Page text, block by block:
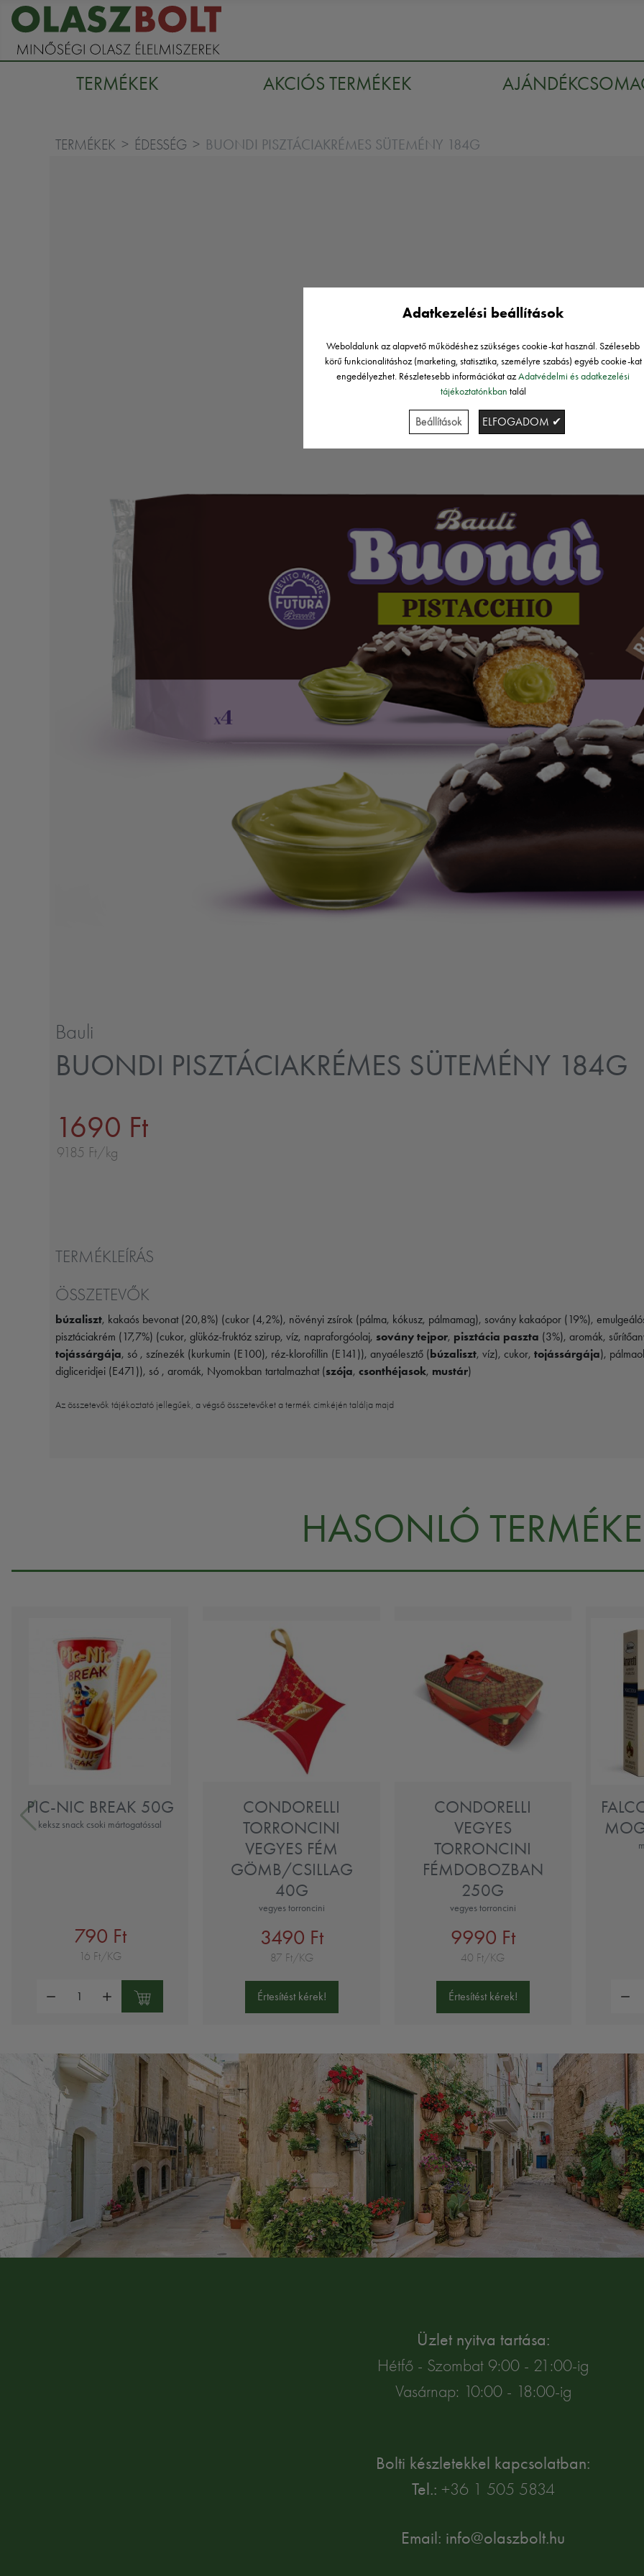
TERMÉKEK AKCIÓS TERMÉKEK
TERMÉKEK ÉDESSÉG BUONDI PISZTÁCIAKRÉMES SÜTEMÉNY 184G
Bauli
BUONDI PISZTÁCIAKRÉMES SÜTEMÉNY 184G
1690 Ft
9185 Ft/kg
TERMÉKLEÍRÁS
ÖSSZETEVŐK
búzaliszt, kakaós bevonat (20,8%) (cukor (4,2%), növényi zsírok (pálma, kókusz, pálmamag), sovány kakaópor (19%),
pisztáciakrém (17,7%) (cukor, glükóz-fruktóz szirup, víz, napraforgóolaj, sovány tejpor, pisztácia paszta (3%), aromák,
tojássárgája, só , színezék (kurkumin (E100), réz-klorofillin (E141)), anyaélesztő (búzaliszt, víz), cukor, tojássárgája),
digliceridjei (E471)), só , aromák, Nyomokban tartalmazhat (szója, csonthéjasok, mustár)
Az összetevők tájékoztató jellegűek, a végső összetevőket a termék cimkéjén találja majd
HASONLÓ
PIC-NIC BREAK 50G
keksz snack csoki mártogatóssal
790 Ft
16 Ft/KG
CONDORELLI
TORRONCINI
VEGYES FÉM
GÖMB/CSILLAG
40G
vegyes torroncini
3490 Ft
87 Ft/KG
Értesítést kérek!
CONDORELLI
VEGYES
TORRONCINI
FÉMDOBOZBAN
250G
vegyes torroncini
9990 Ft
40 Ft/KG
Értesítést kérek!
Üzlet nyitva tartása:
Hétfő - Szombat 9:00 - 21:00-ig
Vasárnap: 10:00 - 18:00-ig
Bolti készletekkel kapcsolatban:
Tel.: +36 1 505 5834
Email: info@olaszbolt.hu
Adatkezelési beállítások
Weboldalunk az alapvető működéshez szükséges cookie-kat használ. Szélesebb
körű funkcionalitáshoz (marketing, statisztika, személyre szabás) egyéb cookie-kat
engedélyezhet. Részletesebb információkat azAdatvédelmi és adatkezelési
tájékoztatónkban talál
Beállítások ELFOGADOM ✔